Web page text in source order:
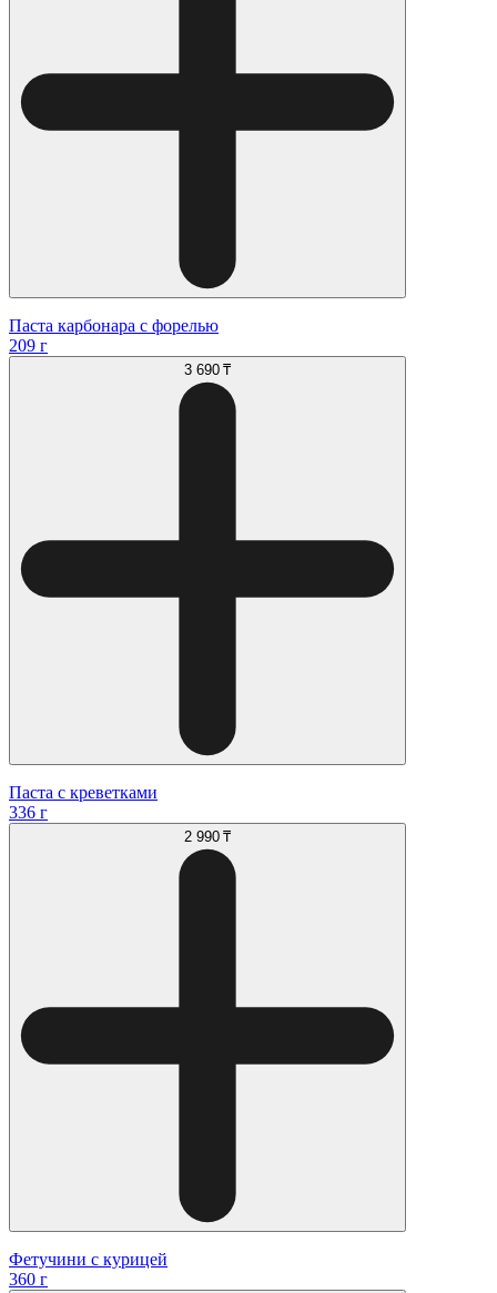
Паста карбонара с форелью
209 г
3 690 ₸
Паста с креветками
336 г
2 990 ₸
Фетучини с курицей
360 г